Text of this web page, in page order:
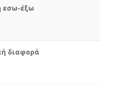
εσω-έξω
διαφορά